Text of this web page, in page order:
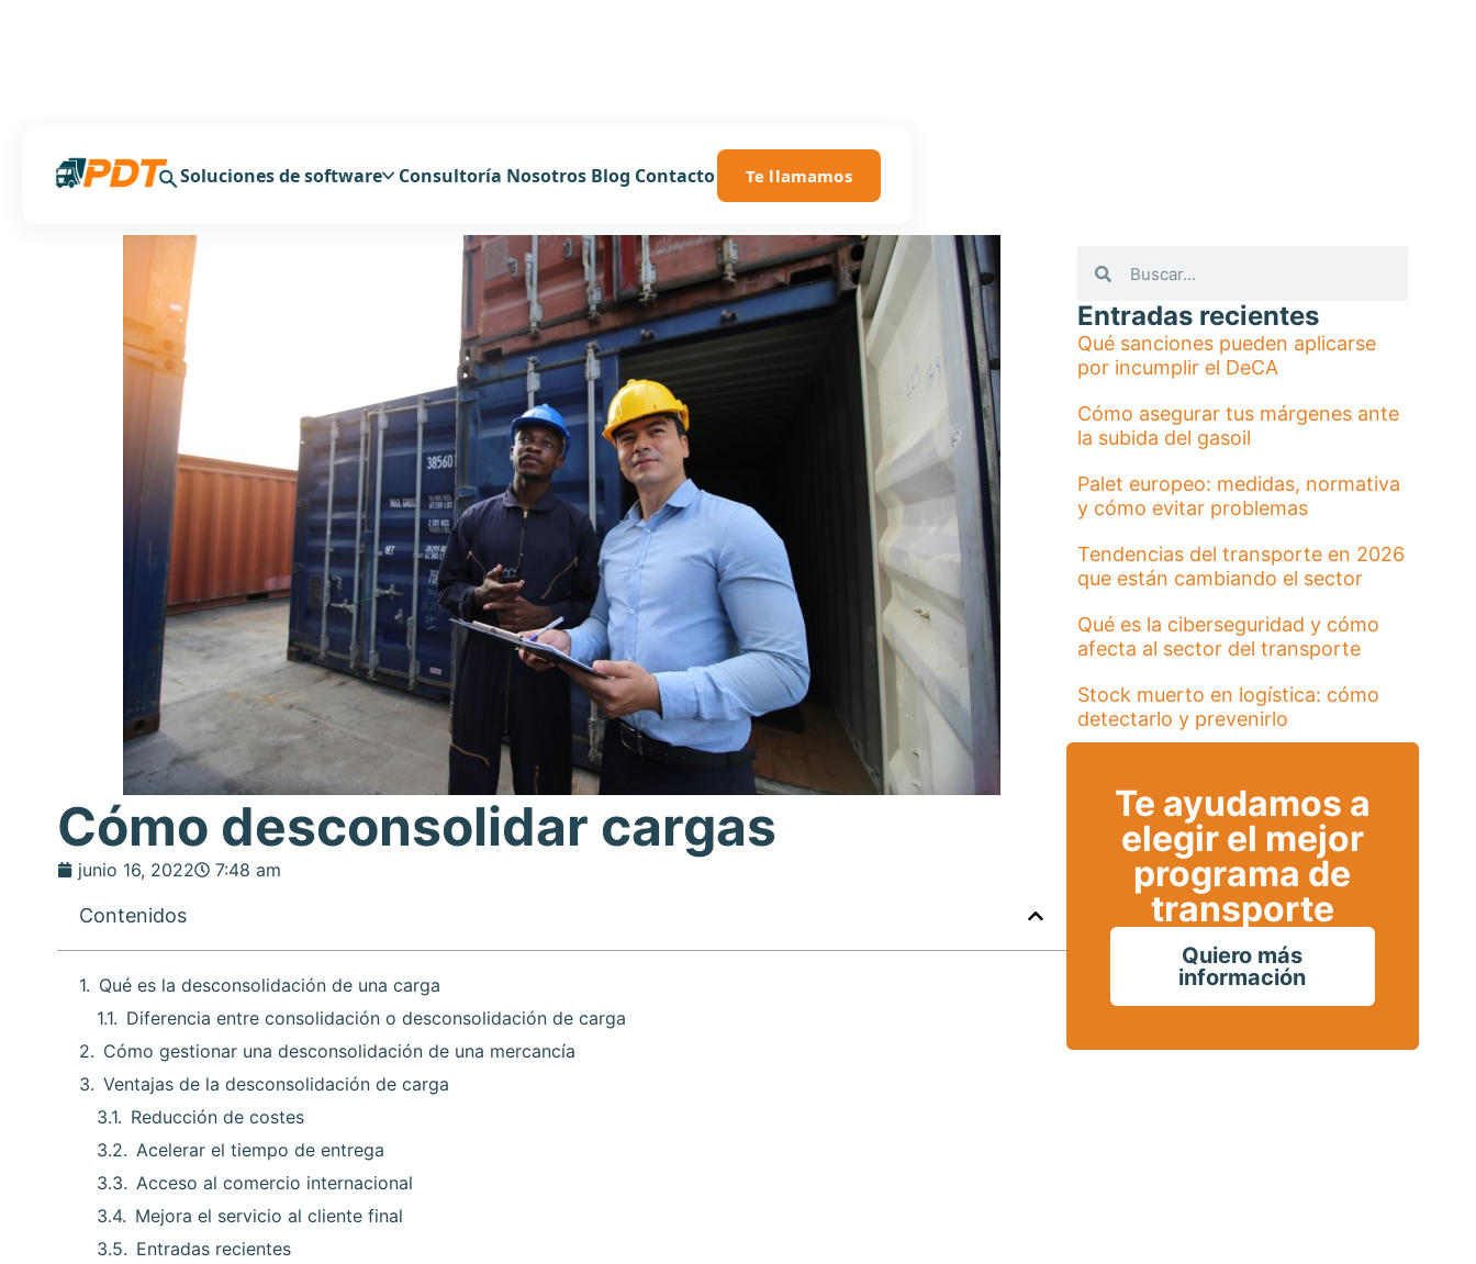
Soluciones de software Consultoría Nosotros Blog Contacto Te llamamos
Cómo desconsolidar cargas
junio 16, 2022 7:48 am
Contenidos
Qué es la desconsolidación de una carga
Diferencia entre consolidación o desconsolidación de carga
Cómo gestionar una desconsolidación de una mercancía
Ventajas de la desconsolidación de carga
Reducción de costes
Acelerar el tiempo de entrega
Acceso al comercio internacional
Mejora el servicio al cliente final
Entradas recientes
Entradas recientes
Qué sanciones pueden aplicarse
por incumplir el DeCA
Cómo asegurar tus márgenes ante
la subida del gasoil
Palet europeo: medidas, normativa
y cómo evitar problemas
Tendencias del transporte en 2026
que están cambiando el sector
Qué es la ciberseguridad y cómo
afecta al sector del transporte
Stock muerto en logística: cómo
detectarlo y prevenirlo
Te ayudamos a
elegir el mejor
programa de
transporte
Quiero más
información